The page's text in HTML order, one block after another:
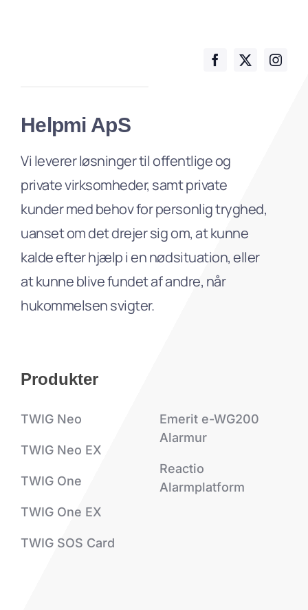
Helpmi ApS
Vi leverer løsninger til offentlige og
private virksomheder, samt private
kunder med behov for personlig tryghed,
uanset om det drejer sig om, at kunne
kalde efter hjælp i en nødsituation, eller
at kunne blive fundet af andre, når
hukommelsen svigter.
Produkter
TWIG Neo
TWIG Neo EX
TWIG One
TWIG One EX
TWIG SOS Card
Emerit e-WG200
Alarmur
Reactio
Alarmplatform